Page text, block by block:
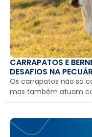
CARRAPATOS E
DESAFIOS NA
Os carrapatos não só
mas também atuam